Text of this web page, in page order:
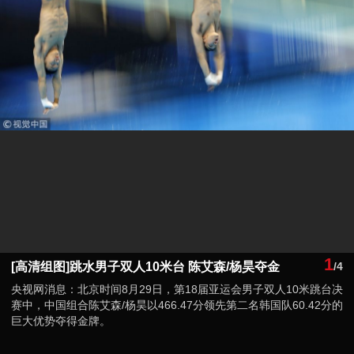
[高清组图]跳水男子双人10米台 陈艾森/杨昊夺金 1/4
央视网消息：北京时间8月29日，第18届亚运会男子双人10米跳台决
赛中，中国组合陈艾森/杨昊以466.47分领先第二名韩国队60.42分的
巨大优势夺得金牌。